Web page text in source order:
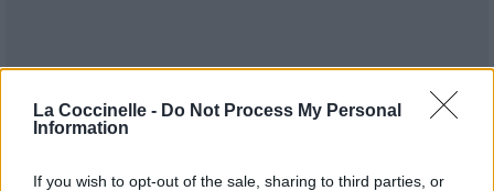
La Coccinelle - Do Not Process My Personal
Information
If you wish to opt-out of the sale, sharing to third parties, or